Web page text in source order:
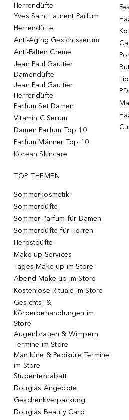
Herrendüfte
Yves Saint Laurent Parfum
Herrendüfte
Anti-Aging Gesichtsserum
Anti-Falten Creme
Jean Paul Gaultier
Damendüfte
Jean Paul Gaultier
Herrendüfte
Parfum Set Damen
Vitamin C Serum
Damen Parfum Top 10
Parfum Männer Top 10
Korean Skincare
TOP THEMEN
Sommerkosmetik
Sommerdüfte
Sommer Parfum für Damen
Sommerdüfte für Herren
Herbstdüfte
Make-up-Services
Tages-Make-up im Store
Abend-Make-up im Store
Kostenlose Rituale im Store
Gesichts- &
Körperbehandlungen im
Store
Augenbrauen & Wimpern
Termine im Store
Maniküre & Pediküre Termine
im Store
Studentenrabatt
Douglas Angebote
Geschenkverpackung
Douglas Beauty Card